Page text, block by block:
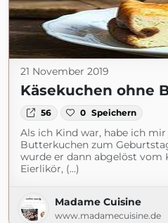
21 November 2019
Käsekuchen ohne
56 0 Speichern
Als ich Kind war, habe ich mir
Butterkuchen zum
wurde er dann abgelöst vom
Eierlikör, (...)
Madame Cuisine
www.madamecuisine.de